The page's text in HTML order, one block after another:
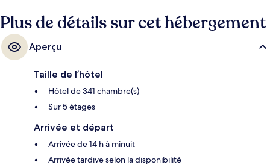
Plus de détails sur cet hébergement
Aperçu
Taille de l’hôtel
Hôtel de 341 chambre(s)
Sur 5 étages
Arrivée et départ
Arrivée de 14 h à minuit
Arrivée tardive selon la disponibilité